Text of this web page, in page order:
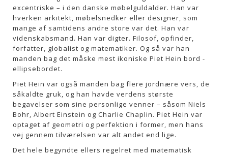
excentriske – i den danske møbelguldalder. Han var
hverken arkitekt, møbelsnedker eller designer, som
mange af samtidens andre store var det. Han var
videnskabsmand. Han var digter. Filosof, opfinder,
forfatter, globalist og matematiker. Og så var han
manden bag det måske mest ikoniske Piet Hein bord -
ellipsebordet.
Piet Hein var også manden bag flere jordnære vers, de
såkaldte gruk, og han havde verdens største
begavelser som sine personlige venner – såsom Niels
Bohr, Albert Einstein og Charlie Chaplin. Piet Hein var
optaget af geometri og perfektion i former, men hans
vej gennem tilværelsen var alt andet end lige.
Det hele begyndte ellers regelret med matematisk